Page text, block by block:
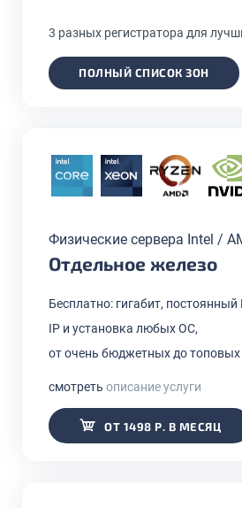
3 разных регистратора для
ПОЛНЫЙ СПИСОК ЗОН
Физические сервера Intel /
Отдельное железо
Бесплатно: гигабит,
IP и установка любых ОС,
от очень бюджетных до топовых
смотреть описание услуги
ОТ 1498 Р. В МЕСЯЦ